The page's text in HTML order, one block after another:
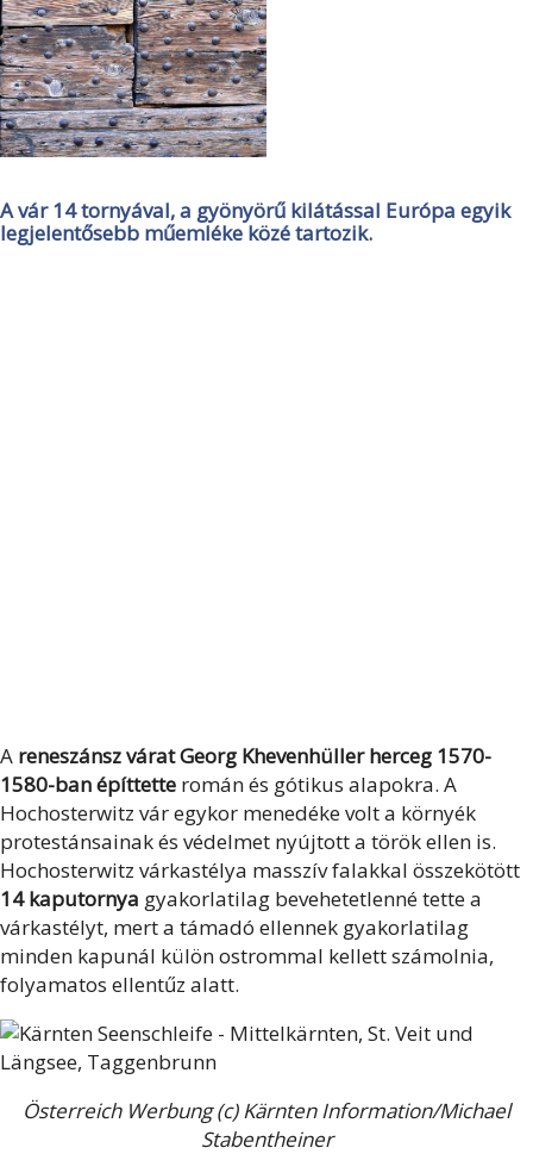
A vár 14 tornyával, a gyönyörű kilátással Európa egyik
legjelentősebb műemléke közé tartozik.
A reneszánsz várat Georg Khevenhüller herceg 1570-
1580-ban építtette román és gótikus alapokra. A
Hochosterwitz vár egykor menedéke volt a környék
protestánsainak és védelmet nyújtott a török ellen is.
Hochosterwitz várkastélya masszív falakkal összekötött
14 kaputornya gyakorlatilag bevehetetlenné tette a
várkastélyt, mert a támadó ellennek gyakorlatilag
minden kapunál külön ostrommal kellett számolnia,
folyamatos ellentűz alatt.
Österreich Werbung (c) Kärnten Information/Michael
Stabentheiner